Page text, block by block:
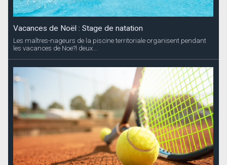
Vacances de Noël : Stage de natation
Les maîtres-nageurs de la piscine territoriale organisent pendant
les vacances de Noe?l deux...